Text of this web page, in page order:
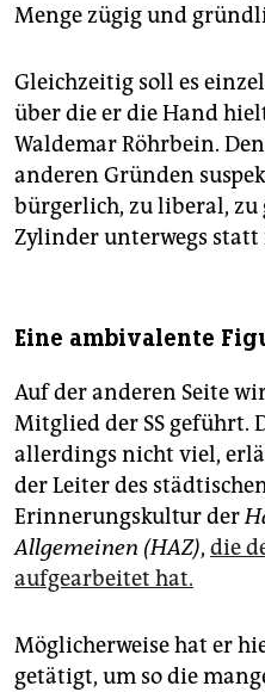
Menge zügig und
Gleichzeitig soll es
über die er die Hand
Waldemar Röhrbein.
anderen Gründen
bürgerlich, zu liberal, zu
Zylinder unterwegs
Eine ambivalente
Auf der anderen Seite
Mitglied der SS geführt.
allerdings nicht viel,
der Leiter des
Erinnerungskultur der
Allgemeinen (HAZ), die
aufgearbeitet hat.
Möglicherweise hat er
getätigt, um so die